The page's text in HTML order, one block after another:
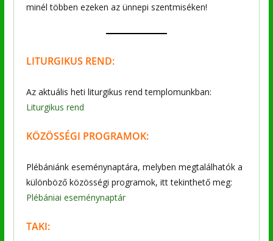
minél többen ezeken az ünnepi szentmiséken!
LITURGIKUS REND:
Az aktuális heti liturgikus rend templomunkban:
Liturgikus rend
KÖZÖSSÉGI PROGRAMOK:
Plébániánk eseménynaptára, melyben megtalálhatók a
különböző közösségi programok, itt tekinthető meg:
Plébániai eseménynaptár
TAKI: